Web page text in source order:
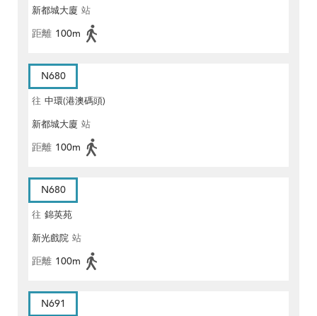
新都城大廈 站
距離 100m
N680
往 中環(港澳碼頭)
新都城大廈 站
距離 100m
N680
往 錦英苑
新光戲院 站
距離 100m
N691